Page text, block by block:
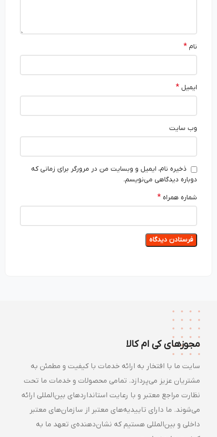
ایمیل*
وب‌ سایت
ذخیره نام، ایمیل و وبسایت من در مرورگر برای زمانی که
دوباره دیدگاهی می‌نویسم.
شماره همراه*
مجوزهای کی ام کالا
سایت ما با افتخار به ارائه خدمات با کیفیت و مطمئن به
مشتریان عزیز می‌پردازد. تمامی محصولات و خدمات ما تحت
نظارت مراجع معتبر و با رعایت استانداردهای بین‌المللی ارائه
می‌شوند. ما دارای تاییدیه‌های معتبر از سازمان‌های معتبر
داخلی و بین‌المللی هستیم که نشان‌دهنده‌ی تعهد ما به